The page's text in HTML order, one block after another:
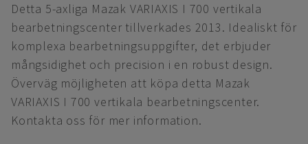
Detta 5-axliga Mazak VARIAXIS I 700 vertikala
bearbetningscenter tillverkades 2013. Idealiskt för
komplexa bearbetningsuppgifter, det erbjuder
mångsidighet och precision i en robust design.
Överväg möjligheten att köpa detta Mazak
VARIAXIS I 700 vertikala bearbetningscenter.
Kontakta oss för mer information.